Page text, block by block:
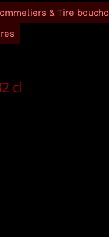
& Tire
cl